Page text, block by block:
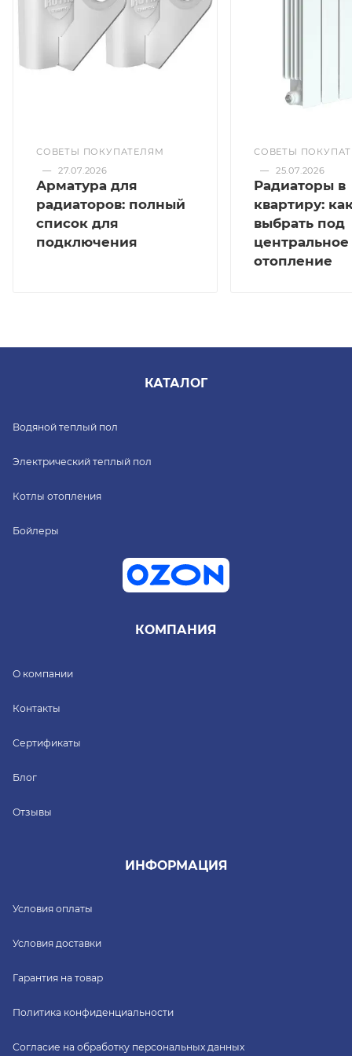
СОВЕТЫ ПОКУПАТЕЛЯМ
—
27.07.2026
Арматура для
радиаторов: полный
список для
подключения
СОВЕТЫ
—
25.07.2026
Радиаторы в
квартиру:
выбрать под
центральное
отопление
КАТАЛОГ
Водяной теплый пол
Электрический теплый пол
Котлы отопления
Бойлеры
КОМПАНИЯ
О компании
Контакты
Сертификаты
Блог
Отзывы
ИНФОРМАЦИЯ
Условия оплаты
Условия доставки
Гарантия на товар
Политика конфиденциальности
Согласие на обработку персональных данных